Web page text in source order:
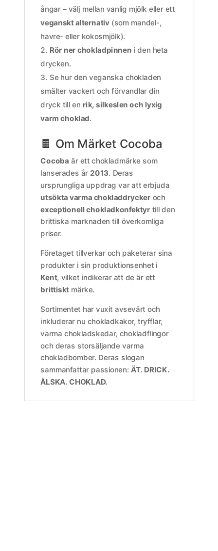
ångar – välj mellan vanlig mjölk eller ett
veganskt alternativ(som mandel-,
havre- eller kokosmjölk).
Rör ner chokladpinnen i den heta
drycken.
Se hur den veganska chokladen
smälter vackert och förvandlar din
dryck till en rik, silkeslen och lyxig
varm choklad.
🍫 Om Märket Cocoba
Cocoba är ett chokladmärke som
lanserades år 2013. Deras
ursprungliga uppdrag var att erbjuda
utsökta varma chokladdrycker och
exceptionell chokladkonfektyr till den
brittiska marknaden till överkomliga
priser.
Företaget tillverkar och paketerar sina
produkter i sin produktionsenhet i
Kent, vilket indikerar att de är ett
brittisktmärke.
Sortimentet har vuxit avsevärt och
inkluderar nu chokladkakor, tryfflar,
varma chokladskedar, chokladflingor
och deras storsäljande varma
chokladbomber. Deras slogan
sammanfattar passionen: ÄT. DRICK.
ÄLSKA. CHOKLAD.